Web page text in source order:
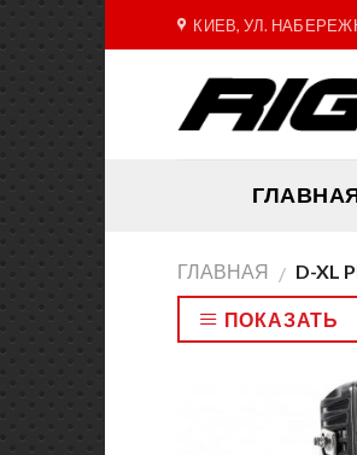
to
КИЕВ, УЛ.
ГЛАВНАЯ / D-XL
ПОКАЗАТЬ